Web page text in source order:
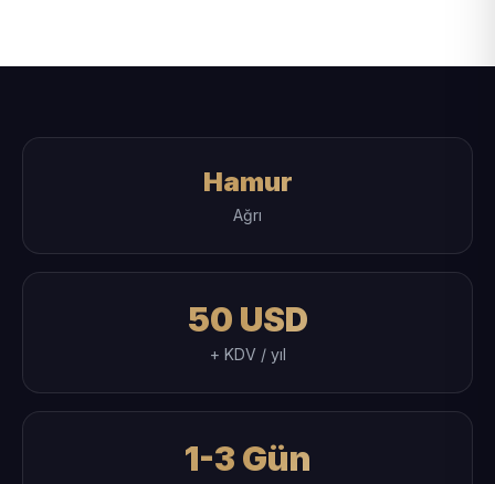
Hamur
Ağrı
50 USD
+ KDV / yıl
1-3 Gün